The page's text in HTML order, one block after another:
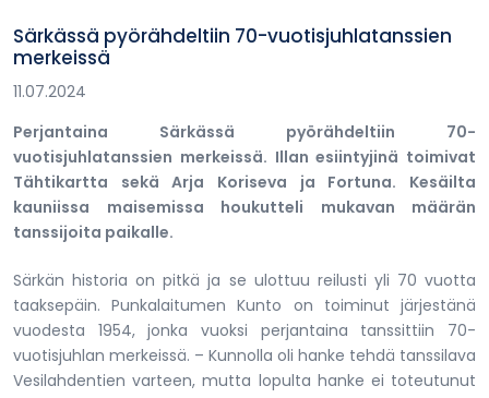
Särkässä pyörähdeltiin 70-vuotisjuhlatanssien
merkeissä
11.07.2024
Perjantaina Särkässä pyörähdeltiin 70-
vuotisjuhlatanssien merkeissä. Illan esiintyjinä toimivat
Tähtikartta sekä Arja Koriseva ja Fortuna. Kesäilta
kauniissa maisemissa houkutteli mukavan määrän
tanssijoita paikalle.
Särkän historia on pitkä ja se ulottuu reilusti yli 70 vuotta
taaksepäin. Punkalaitumen Kunto on toiminut järjestänä
vuodesta 1954, jonka vuoksi perjantaina tanssittiin 70-
vuotisjuhlan merkeissä. – Kunnolla oli hanke tehdä tanssilava
Vesilahdentien varteen, mutta lopulta hanke ei toteutunut